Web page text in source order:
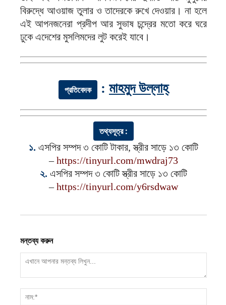
বিরুদ্ধে আওয়াজ তুলার ও তাদেরকে রুখে দেওয়ার। না হলে
এই আপনজনেরা প্রদীপ আর সুভাষ চন্দ্রের মতো করে ঘরে
ঢুকে এদেশের মুসলিমদের লুট করেই যাবে।
প্রতিবেদক : মাহমুদ উল্লাহ্‌
তথ্যসূত্র :
১. এসপির সম্পদ ৩ কোটি টাকার, স্ত্রীর সাড়ে ১৩ কোটি
–https://tinyurl.com/mwdraj73
২. এসপির সম্পদ ৩ কোটি স্ত্রীর সাড়ে ১৩ কোটি
–https://tinyurl.com/y6rsdwaw
মন্তব্য করুন